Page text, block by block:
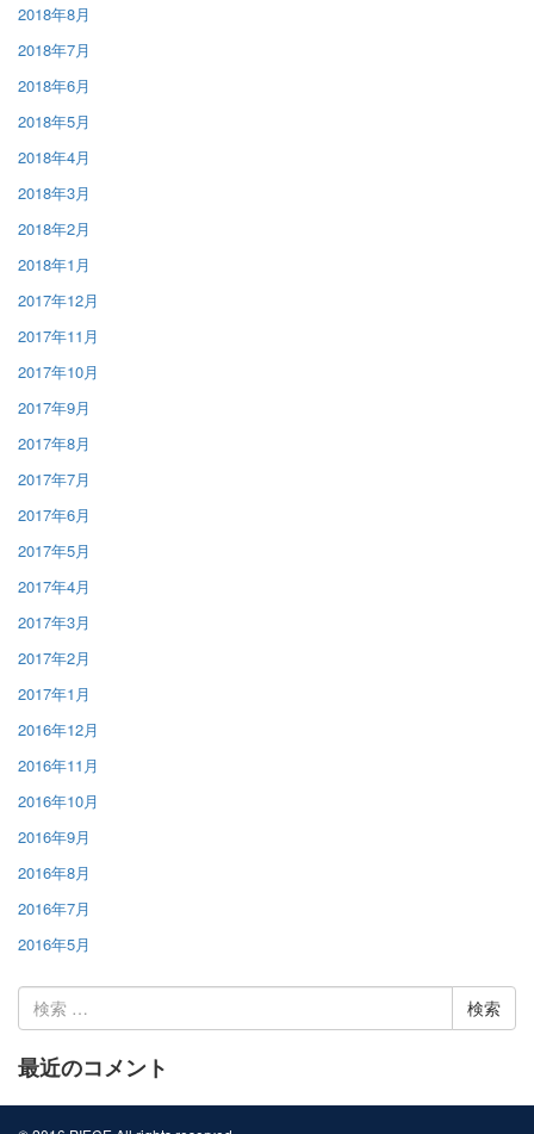
2018年8月
2018年7月
2018年6月
2018年5月
2018年4月
2018年3月
2018年2月
2018年1月
2017年12月
2017年11月
2017年10月
2017年9月
2017年8月
2017年7月
2017年6月
2017年5月
2017年4月
2017年3月
2017年2月
2017年1月
2016年12月
2016年11月
2016年10月
2016年9月
2016年8月
2016年7月
2016年5月
索:
最近のコメント